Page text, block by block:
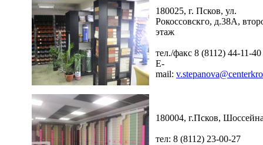
180025, г. Псков, ул.
Рокоссовскго, д.38А,
этаж
тел./факс 8 (8112) 44-11-40
E-
mail:
180004, г.Псков,
тел: 8 (8112) 23-00-27